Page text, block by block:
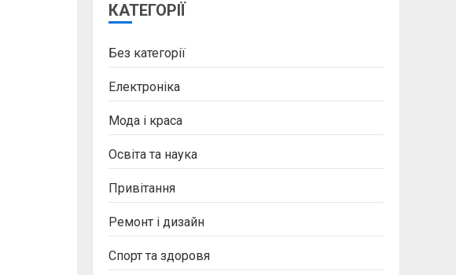
КАТЕГОРІЇ
Без категорії
Електроніка
Мода і краса
Освіта та наука
Привітання
Ремонт і дизайн
Спорт та здоровя